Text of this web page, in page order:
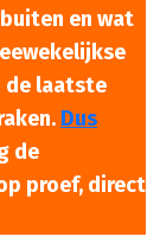
en wat
de laatste
Dus
de
proef, direct